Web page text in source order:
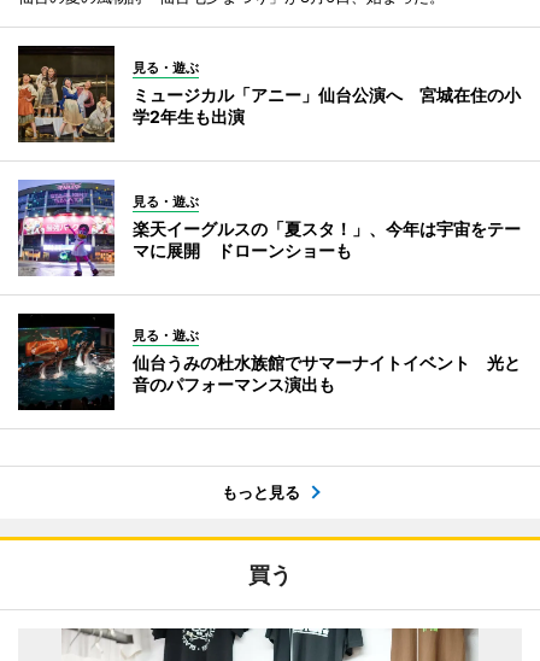
見る・遊ぶ
ミュージカル「アニー」仙台公演へ 宮城在住の小
学2年生も出演
見る・遊ぶ
楽天イーグルスの「夏スタ！」、今年は宇宙をテー
マに展開 ドローンショーも
見る・遊ぶ
仙台うみの杜水族館でサマーナイトイベント 光と
音のパフォーマンス演出も
もっと見る
買う